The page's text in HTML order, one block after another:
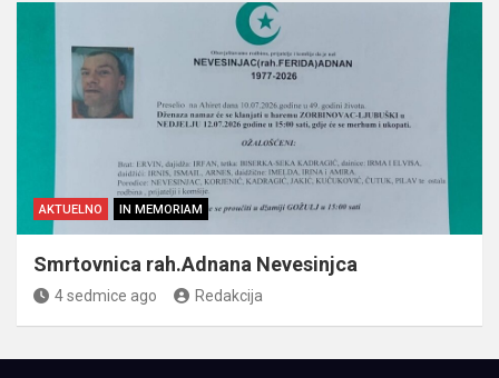
AKTUELNO IN MEMORIAM
Smrtovnica rah.Adnana Nevesinjca
4 sedmice ago Redakcija